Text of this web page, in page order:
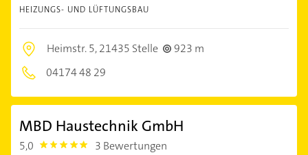
HEIZUNGS- UND LÜFTUNGSBAU
Heimstr. 5,21435 Stelle
923 m
04174 48 29
MBD Haustechnik GmbH
5,0 5.0 3 Bewertungen